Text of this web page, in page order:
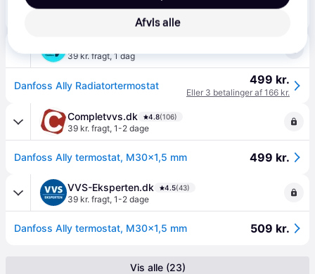
(ComputerSalg) Danfoss Ally Smart Radiatortermostat - Adapter: RAV, RA, RAVL og M30 498 kr.
39 kr. fragt,1 dag
Danfoss Ally Radiatortermostat 499 kr.
Eller 3 betalinger af 166 kr.
Completvvs.dk 4.8(106)
39 kr. fragt, 1-2 dage
Danfoss Ally termostat, M30x1,5 mm 499 kr.
VVS-Eksperten.dk 4.5(43)
39 kr. fragt, 1-2 dage
Danfoss Ally termostat, M30x1,5 mm 509 kr.
Vis alle (23)
Afvis alle